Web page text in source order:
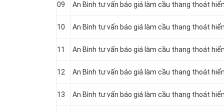
09 An Bình tư vấn báo giá làm cầu thang thoát
10 An Bình tư vấn báo giá làm cầu thang thoát
11 An Bình tư vấn báo giá làm cầu thang thoát
12 An Bình tư vấn báo giá làm cầu thang thoát
13 An Bình tư vấn báo giá làm cầu thang thoát